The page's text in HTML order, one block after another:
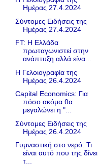
Ημέρας 27.4.2024
Σύντομες Ειδήσεις της
Ημέρας 27.4.2024
FT: Η Ελλάδα
πρωταγωνιστεί στην
ανάπτυξη αλλά είνα...
Η Γελοιογραφία της
Ημέρας 26.4.2024
Capital Economics: Για
πόσο ακόμα θα
μεγαλώνει η "...
Σύντομες Ειδήσεις της
Ημέρας 26.4.2024
Γυμναστική στο νερό: Τι
είναι αυτό που της δίνει
τ...